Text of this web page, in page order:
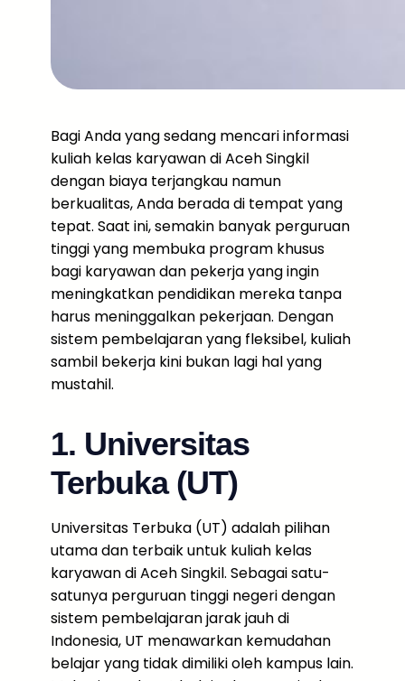
Bagi Anda yang sedang mencari informasi
kuliah kelas karyawan di Aceh Singkil
dengan biaya terjangkau namun
berkualitas, Anda berada di tempat yang
tepat. Saat ini, semakin banyak perguruan
tinggi yang membuka program khusus
bagi karyawan dan pekerja yang ingin
meningkatkan pendidikan mereka tanpa
harus meninggalkan pekerjaan. Dengan
sistem pembelajaran yang fleksibel, kuliah
sambil bekerja kini bukan lagi hal yang
mustahil.
1. Universitas
Terbuka (UT)
Universitas Terbuka (UT) adalah pilihan
utama dan terbaik untuk kuliah kelas
karyawan di Aceh Singkil. Sebagai satu-
satunya perguruan tinggi negeri dengan
sistem pembelajaran jarak jauh di
Indonesia, UT menawarkan kemudahan
belajar yang tidak dimiliki oleh kampus lain.